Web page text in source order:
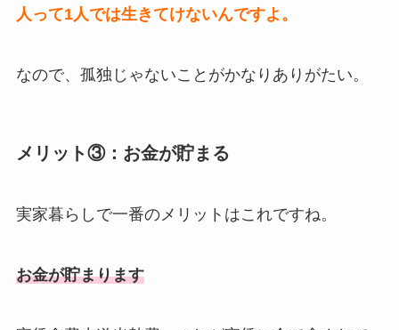
人って1人では生きてけないんですよ。
なので、孤独じゃないことがかなりありがたい。
メリット③：お金が貯まる
実家暮らしで一番のメリットはこれですね。
お金が貯まります